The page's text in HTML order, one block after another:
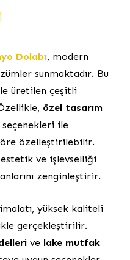
Dolabı, modern
sunmaktadır. Bu
üretilen çeşitli
özel tasarım
seçenekleri ile
özelleştirilebilir.
ve işlevselliği
zenginleştirir.
yüksek kaliteli
gerçekleştirilir.
ve lake mutfak